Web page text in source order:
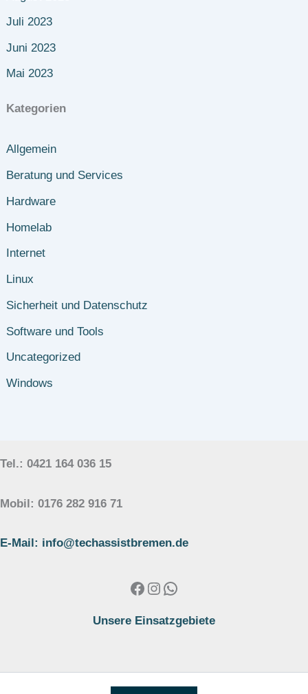
Juli 2023
Juni 2023
Mai 2023
Kategorien
Allgemein
Beratung und Services
Hardware
Homelab
Internet
Linux
Sicherheit und Datenschutz
Software und Tools
Uncategorized
Windows
Tel.: 0421 164 036 15
Mobil: 0176 282 916 71
E-Mail: info@techassistbremen.de
Facebook
Instagram
WhatsApp
Unsere Einsatzgebiete